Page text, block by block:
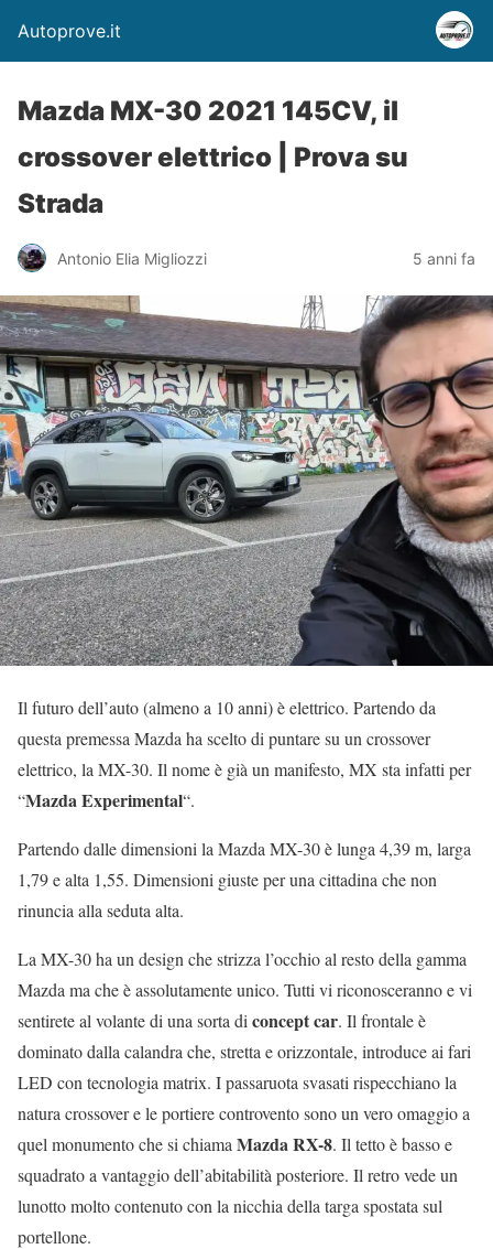
Autoprove.it
Mazda MX-30 2021 145CV, il
crossover elettrico | Prova su
Strada
Antonio Elia Migliozzi 5 anni fa
Il futuro dell’auto (almeno a 10 anni) è elettrico. Partendo da
questa premessa Mazda ha scelto di puntare su un crossover
elettrico, la MX-30. Il nome è già un manifesto, MX sta infatti per
“Mazda Experimental“.
Partendo dalle dimensioni la Mazda MX-30 è lunga 4,39 m, larga
1,79 e alta 1,55. Dimensioni giuste per una cittadina che non
rinuncia alla seduta alta.
La MX-30 ha un design che strizza l’occhio al resto della gamma
Mazda ma che è assolutamente unico. Tutti vi riconosceranno e vi
sentirete al volante di una sorta di concept car. Il frontale è
dominato dalla calandra che, stretta e orizzontale, introduce ai fari
LED con tecnologia matrix. I passaruota svasati rispecchiano la
natura crossover e le portiere controvento sono un vero omaggio a
quel monumento che si chiama Mazda RX-8. Il tetto è basso e
squadrato a vantaggio dell’abitabilità posteriore. Il retro vede un
lunotto molto contenuto con la nicchia della targa spostata sul
portellone.